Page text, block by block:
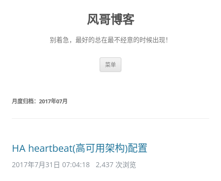
风哥博客
别着急，最好的总在最不经意的时候出现！
菜单
月度归档： 2017年07月
HA heartbeat(高可用架构)配置
2017年7月31日 07:04:18 2,437 次浏览